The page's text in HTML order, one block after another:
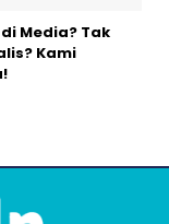
Media? Tak
Kami